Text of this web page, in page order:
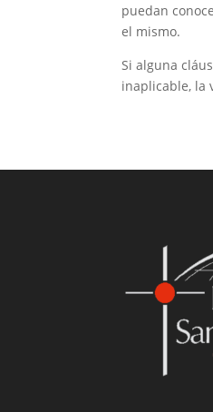
puedan
el mismo.
Si alguna
inaplicable, la